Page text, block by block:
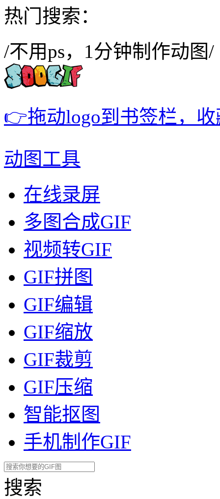
热门搜索：
/不用ps，1分钟制作动图/
👉拖动logo到书签栏，
动图工具
在线录屏
多图合成GIF
视频转GIF
GIF拼图
GIF编辑
GIF缩放
GIF裁剪
GIF压缩
智能抠图
手机制作GIF
搜索